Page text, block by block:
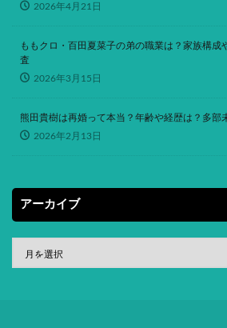
2026年4月21日
ももクロ・百田夏菜子の弟の職業は？家族構成
査
2026年3月15日
熊田貴樹は再婚って本当？年齢や経歴は？多部
2026年2月13日
アーカイブ